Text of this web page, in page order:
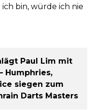
bin, würde ich nie
Paul Lim mit
Humphries,
siegen zum
Darts Masters